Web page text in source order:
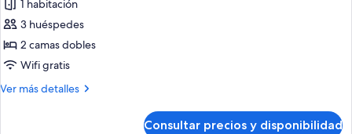
fotos
de
Suite
junior,
camas
1 habitación
3 huéspedes
2 camas dobles
Wifi gratis
Ver más detalles
Más
Consultar precios y disponibilidad